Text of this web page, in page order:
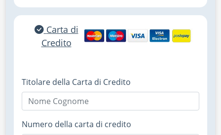
Carta di
Credito
Titolare della Carta di Credito
Numero della carta di credito